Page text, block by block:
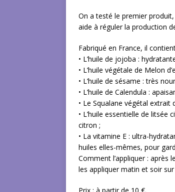
On a testé le premier
aide à réguler la production
Fabriqué en France, il
• L’huile de jojoba :
• L’huile végétale de Melon
• L’huile de sésame : très
• L’huile de Calendula :
• Le Squalane végétal extrait
• L’huile essentielle de
citron ;
• La vitamine E : ultra-
huiles elles-mêmes, pour
Comment l’appliquer :
les appliquer matin et soir
Prix : à partir de 10 €.